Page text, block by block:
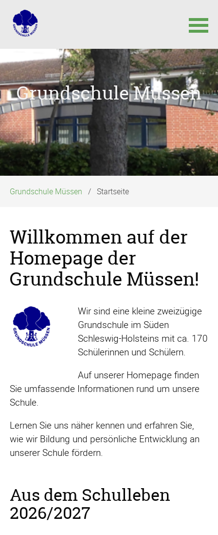
überspringen
Grundschule Müssen
Grundschule Müssen Startseite
Willkommen auf der
Homepage der
Grundschule Müssen!
Wir sind eine kleine zweizügige
Grundschule im Süden
Schleswig-Holsteins mit ca. 170
Schülerinnen und Schülern.
Auf unserer Homepage finden
Sie umfassende Informationen rund um unsere
Schule.
Lernen Sie uns näher kennen und erfahren Sie,
wie wir Bildung und persönliche Entwicklung an
unserer Schule fördern.
Aus dem Schulleben
2026/2027